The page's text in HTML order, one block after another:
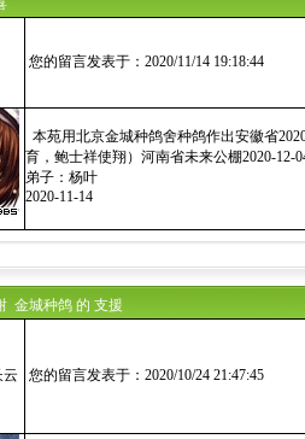
您的留言发表于：2020/11/14 19:18:44
本苑用北京金城种鸽舍种鸽作出安徽省
育，鲍士祥使翔）河南省未来公棚2020-12-
弟子：杨叶
2020-11-14
金城种鸽 的 支援
云 您的留言发表于：2020/10/24 21:47:45